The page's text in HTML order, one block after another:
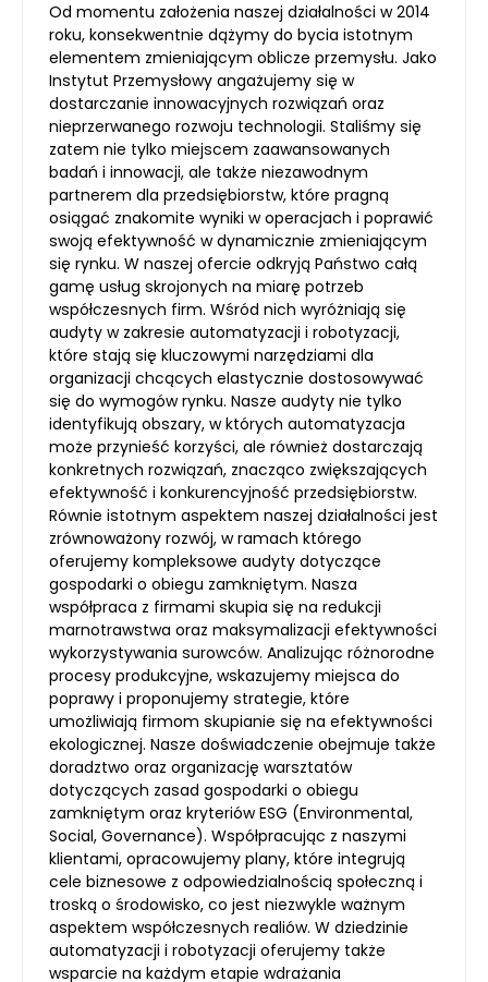
Od momentu założenia naszej działalności w 2014
roku, konsekwentnie dążymy do bycia istotnym
elementem zmieniającym oblicze przemysłu. Jako
Instytut Przemysłowy angażujemy się w
dostarczanie innowacyjnych rozwiązań oraz
nieprzerwanego rozwoju technologii. Staliśmy się
zatem nie tylko miejscem zaawansowanych
badań i innowacji, ale także niezawodnym
partnerem dla przedsiębiorstw, które pragną
osiągać znakomite wyniki w operacjach i poprawić
swoją efektywność w dynamicznie zmieniającym
się rynku. W naszej ofercie odkryją Państwo całą
gamę usług skrojonych na miarę potrzeb
współczesnych firm. Wśród nich wyróżniają się
audyty w zakresie automatyzacji i robotyzacji,
które stają się kluczowymi narzędziami dla
organizacji chcących elastycznie dostosowywać
się do wymogów rynku. Nasze audyty nie tylko
identyfikują obszary, w których automatyzacja
może przynieść korzyści, ale również dostarczają
konkretnych rozwiązań, znacząco zwiększających
efektywność i konkurencyjność przedsiębiorstw.
Równie istotnym aspektem naszej działalności jest
zrównoważony rozwój, w ramach którego
oferujemy kompleksowe audyty dotyczące
gospodarki o obiegu zamkniętym. Nasza
współpraca z firmami skupia się na redukcji
marnotrawstwa oraz maksymalizacji efektywności
wykorzystywania surowców. Analizując różnorodne
procesy produkcyjne, wskazujemy miejsca do
poprawy i proponujemy strategie, które
umożliwiają firmom skupianie się na efektywności
ekologicznej. Nasze doświadczenie obejmuje także
doradztwo oraz organizację warsztatów
dotyczących zasad gospodarki o obiegu
zamkniętym oraz kryteriów ESG (Environmental,
Social, Governance). Współpracując z naszymi
klientami, opracowujemy plany, które integrują
cele biznesowe z odpowiedzialnością społeczną i
troską o środowisko, co jest niezwykle ważnym
aspektem współczesnych realiów. W dziedzinie
automatyzacji i robotyzacji oferujemy także
wsparcie na każdym etapie wdrażania